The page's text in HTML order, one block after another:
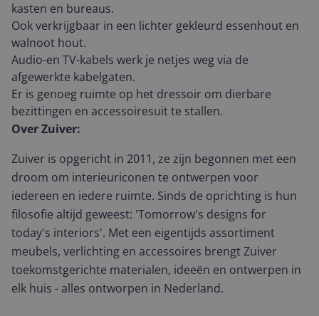
kasten en bureaus.
Ook verkrijgbaar in een lichter gekleurd essenhout en
walnoot hout.
Audio-en TV-kabels werk je netjes weg via de
afgewerkte kabelgaten.
Er is genoeg ruimte op het dressoir om dierbare
bezittingen en accessoiresuit te stallen.
Over Zuiver:
Zuiver is opgericht in 2011, ze zijn begonnen met een
droom om interieuriconen te ontwerpen voor
iedereen en iedere ruimte. Sinds de oprichting is hun
filosofie altijd geweest: 'Tomorrow's designs for
today's interiors'. Met een eigentijds assortiment
meubels, verlichting en accessoires brengt Zuiver
toekomstgerichte materialen, ideeën en ontwerpen in
elk huis - alles ontworpen in Nederland.